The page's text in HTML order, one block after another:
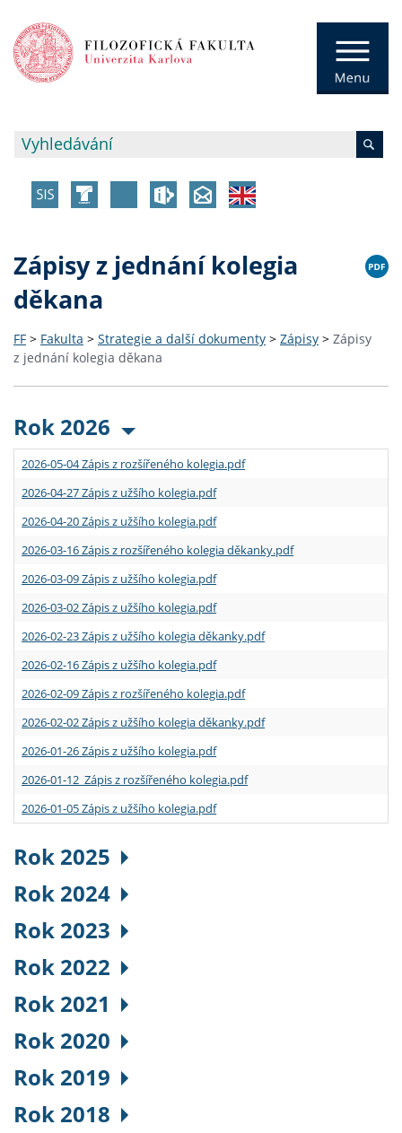
Zápisy z jednání kolegia
děkana
FF > Fakulta > Strategie a další dokumenty > Zápisy > Zápisy
z jednání kolegia děkana
Rok 2026
2026-05-04 Zápis z rozšířeného kolegia.pdf
2026-04-27 Zápis z užšího kolegia.pdf
2026-04-20 Zápis z užšího kolegia.pdf
2026-03-16 Zápis z rozšířeného kolegia děkanky.pdf
2026-03-09 Zápis z užšího kolegia.pdf
2026-03-02 Zápis z užšího kolegia.pdf
2026-02-23 Zápis z užšího kolegia děkanky.pdf
2026-02-16 Zápis z užšího kolegia.pdf
2026-02-09 Zápis z rozšířeného kolegia.pdf
2026-02-02 Zápis z užšího kolegia děkanky.pdf
2026-01-26 Zápis z užšího kolegia.pdf
2026-01-12 Zápis z rozšířeného kolegia.pdf
2026-01-05 Zápis z užšího kolegia.pdf
Rok 2025
Rok 2024
Rok 2023
Rok 2022
Rok 2021
Rok 2020
Rok 2019
Rok 2018